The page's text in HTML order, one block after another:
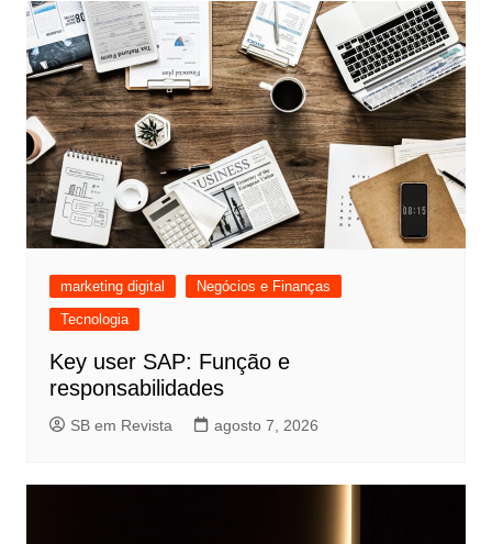
marketing digital
Negócios e Finanças
Tecnologia
Key user SAP: Função e
responsabilidades
SB em Revista agosto 7, 2026